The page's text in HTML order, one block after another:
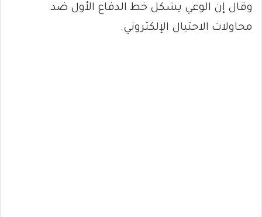
وقال إن الوعي يشكل خط الدفاع الأول ضد
محاولات الاحتيال الإلكتروني.